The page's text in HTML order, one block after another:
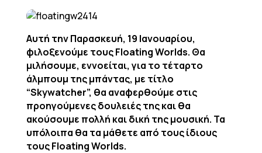
Αυτή την Παρασκευή, 19 Ιανουαρίου,
φιλοξενούμε τους Floating Worlds. Θα
μιλήσουμε, εννοείται, για το τέταρτο
άλμπουμ της μπάντας, με τίτλο
“Skywatcher”, θα αναφερθούμε στις
προηγούμενες δουλειές της και θα
ακούσουμε πολλή και δική της μουσική. Τα
υπόλοιπα θα τα μάθετε από τους ίδιους
τους Floating Worlds.